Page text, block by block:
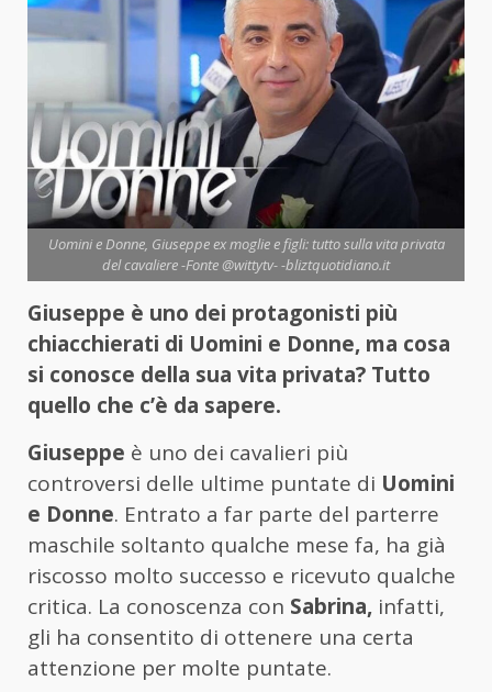
Uomini e Donne, Giuseppe ex moglie e figli: tutto sulla vita privata
del cavaliere -Fonte @wittytv- -bliztquotidiano.it
Giuseppe è uno dei protagonisti più
chiacchierati di Uomini e Donne, ma cosa
si conosce della sua vita privata? Tutto
quello che c’è da sapere.
Giuseppe è uno dei cavalieri più
controversi delle ultime puntate di Uomini
e Donne. Entrato a far parte del parterre
maschile soltanto qualche mese fa, ha già
riscosso molto successo e ricevuto qualche
critica. La conoscenza con Sabrina, infatti,
gli ha consentito di ottenere una certa
attenzione per molte puntate.